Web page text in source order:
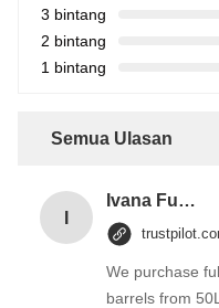
3 bintang
2 bintang
1 bintang
Semua Ulasan
Ivana Fuentes
We purchase
barrels from